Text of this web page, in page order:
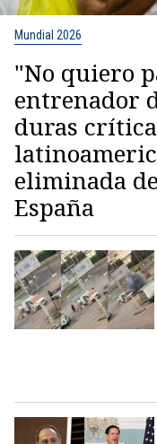
Mundial 2026
"No quiero
entrenador
duras
eliminada
España